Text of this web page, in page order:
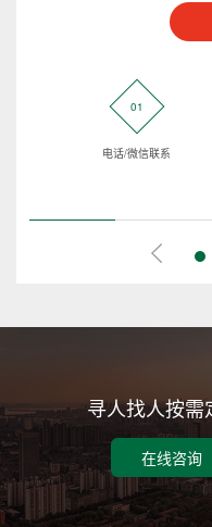
01
电话/微信联系
寻人找人按需
在线咨询